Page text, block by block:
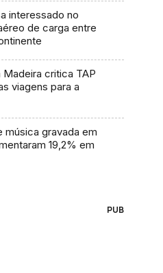
interessado no
de carga entre
Madeira critica TAP
viagens para a
música gravada em
19,2% em
PUB